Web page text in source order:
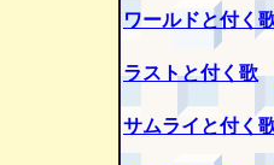
ワールドと付く
ラストと付く歌
サムライと付く